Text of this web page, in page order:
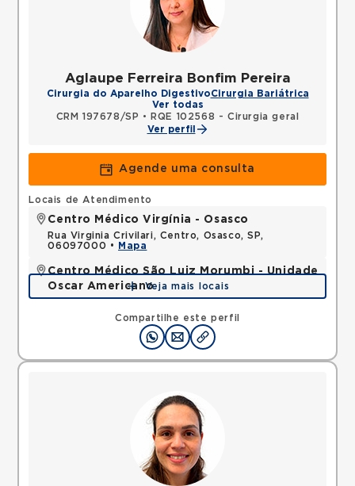
Aglaupe Ferreira Bonfim Pereira
Cirurgia do Aparelho DigestivoCirurgia Bariátrica
Ver todas
CRM 197678/SP •
RQE 102568 - Cirurgia geral
Ver perfil
Agende uma consulta
Compartilhe este perfil
Locais de Atendimento
Centro Médico Virgínia - Osasco
Rua Virginia Crivilari, Centro, Osasco, SP,
06097000 •
Mapa
Centro Médico São Luiz Morumbi - Unidade
Oscar Americano
Rua Engenheiro Oscar Americano, Morumbi, Sao
Paulo, SP, 05673050 •
Mapa
Veja mais locais